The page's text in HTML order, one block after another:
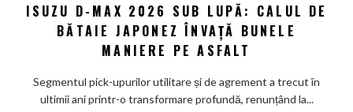
Isuzu
D-
lupă:
ISUZU D-MAX 2026 SUB LUPĂ: CALUL DE
BĂTAIE JAPONEZ ÎNVAȚĂ BUNELE
MANIERE PE ASFALT
Segmentul pick-upurilor utilitare și de agrement a trecut în
ultimii ani printr-o transformare profundă, renunțând la...